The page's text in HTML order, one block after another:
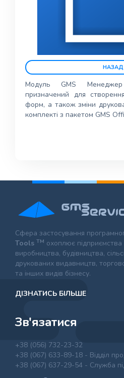
Модуль GMS
призначений для
форм, а також зміни
комплекті з пакетом GMS
Сфера застосування
Tools TM охоплює підприємства
виробництва, будівництва,
друкованих видавництв,
та інших видів бізнесу.
ДІЗНАТИСЬ БІЛЬШЕ
Зв'язатися
+38 (056) 732-23-32
+38 (067) 633-89-18 - Відділ
+38 (067) 637-29-54 - Служба